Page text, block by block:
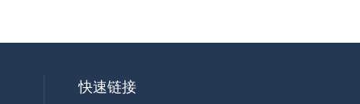
快速链接